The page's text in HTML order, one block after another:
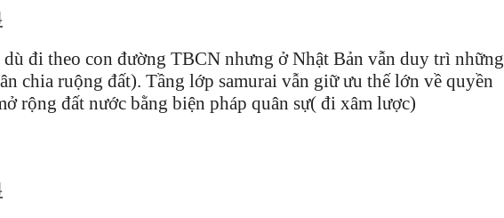
dù đi theo con đường TBCN nhưng ở Nhật Bản vẫn duy trì những
chia ruộng đất). Tầng lớp samurai vẫn giữ ưu thế lớn về quyền
rộng đất nước bằng biện pháp quân sự( đi xâm lược)